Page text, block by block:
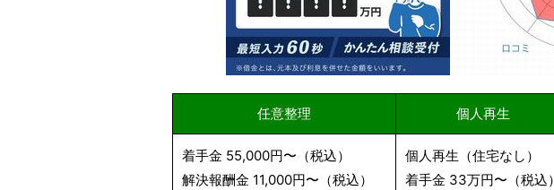
任意整理 個人再生
着手金 55,000円〜（税込）
解決報酬金 11,000円〜（税込）
個人再生（住宅なし）
着手金 33万円〜（税込）